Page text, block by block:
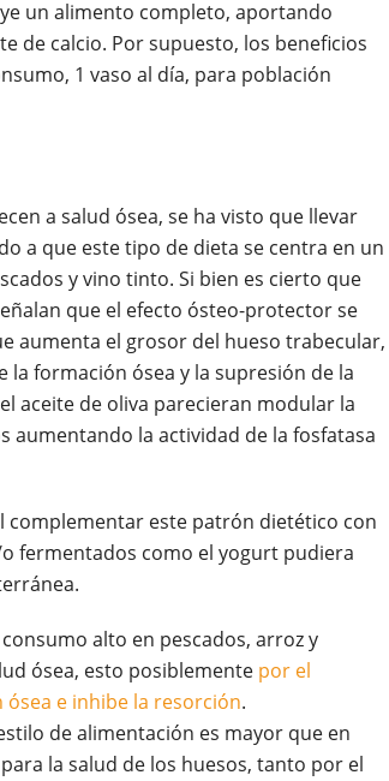
un alimento completo, aportando
de calcio. Por supuesto, los beneficios
1 vaso al día, para población
a salud ósea, se ha visto que llevar
a que este tipo de dieta se centra en un
y vino tinto. Si bien es cierto que
que el efecto ósteo-protector se
aumenta el grosor del hueso trabecular,
formación ósea y la supresión de la
aceite de oliva parecieran modular la
aumentando la actividad de la fosfatasa
complementar este patrón dietético con
fermentados como el yogurt pudiera
alto en pescados, arroz y
ósea, esto posiblemente por el
e inhibe la resorción.
de alimentación es mayor que en
la salud de los huesos, tanto por el